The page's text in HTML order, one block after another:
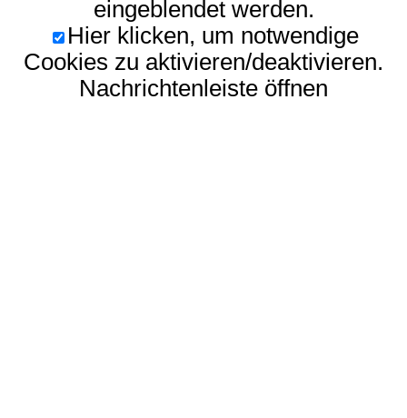
eingeblendet werden.
Hier klicken, um notwendige
Cookies zu aktivieren/deaktivieren.
Nachrichtenleiste öffnen